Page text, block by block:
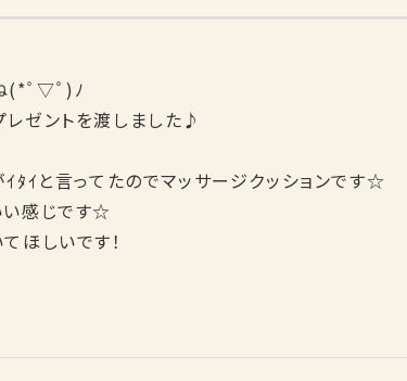
(*ﾟ▽ﾟ)ﾉ
ゼントを渡しました♪
ﾀｲと言ってたのでマッサージクッションです☆
い感じです☆
ほしいです！